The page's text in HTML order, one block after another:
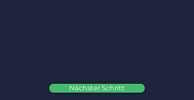
Nächster Schritt